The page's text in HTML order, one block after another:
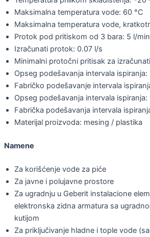
Maksimalna temperatura vode: 60 °C
Maksimalna temperatura vode,
Protok pod pritiskom od 3 bara: 5 l/min
Izračunati protok: 0.07 l/s
Minimalni protočni pritisak za
Opseg podešavanja intervala ispiranja:
Fabričko podešavanje intervala
Opseg podešavanja intervala ispiranja:
Fabrička podešavanja intervala
Materijal proizvoda: mesing / plastika
Namene
Za korišćenje vode za piće
Za javne i polujavne prostore
Za ugradnju u Geberit instalacione
elektronska zidna armatura sa
kutijom
Za priključivanje hladne i tople vode